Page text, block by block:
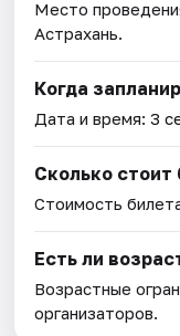
Место
Астрахань.
Когда
Дата и время:3
Сколько стоит
Стоимость
Есть ли
Возрастные
организаторов.